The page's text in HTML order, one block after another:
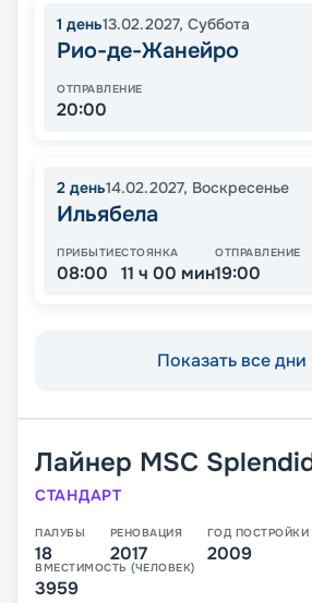
1 день13.02.2027, Суббота
Рио-де-Жанейро
ОТПРАВЛЕНИЕ
20:00
2 день14.02.2027, Воскресенье
Ильябела
ПРИБЫТИЕ
08:00
СТОЯНКА
11 ч 00 мин
ОТПРАВЛЕНИЕ
19:00
Показать все дни
Лайнер MSC
СТАНДАРТ
ПАЛУБЫ
18
РЕНОВАЦИЯ
2017
ГОД ПОСТРОЙКИ
2009
ВМЕСТИМОСТЬ (ЧЕЛОВЕК)
3959